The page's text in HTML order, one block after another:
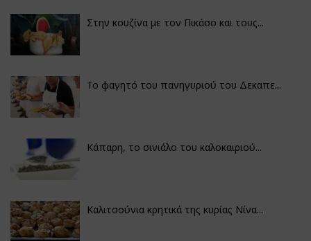
Στην κουζίνα με τον Πικάσο και τους...
Το φαγητό του πανηγυριού του Δεκαπε...
Κάπαρη, το σινιάλο του καλοκαιριού...
Καλιτσούνια κρητικά της κυρίας Νίνα...